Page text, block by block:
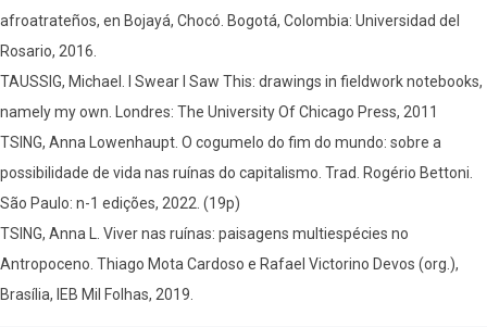
afroatrateños, en Bojayá, Chocó. Bogotá, Colombia: Universidad del
Rosario, 2016.
TAUSSIG, Michael. I Swear I Saw This: drawings in fieldwork notebooks,
namely my own. Londres: The University Of Chicago Press, 2011
TSING, Anna Lowenhaupt. O cogumelo do fim do mundo: sobre a
possibilidade de vida nas ruínas do capitalismo. Trad. Rogério Bettoni.
São Paulo: n-1 edições, 2022. (19p)
TSING, Anna L. Viver nas ruínas: paisagens multiespécies no
Antropoceno. Thiago Mota Cardoso e Rafael Victorino Devos (org.),
Brasília, IEB Mil Folhas, 2019.